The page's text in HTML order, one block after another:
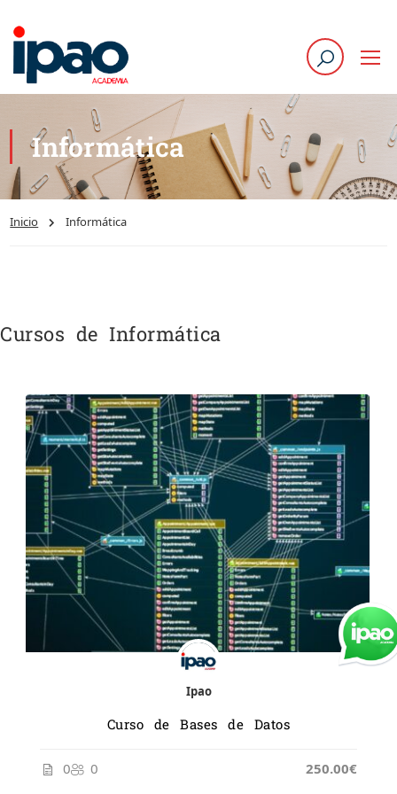
Informática
Inicio Informática
Cursos de Informática
Ipao
Curso de Bases de Datos
0 0 250.00€